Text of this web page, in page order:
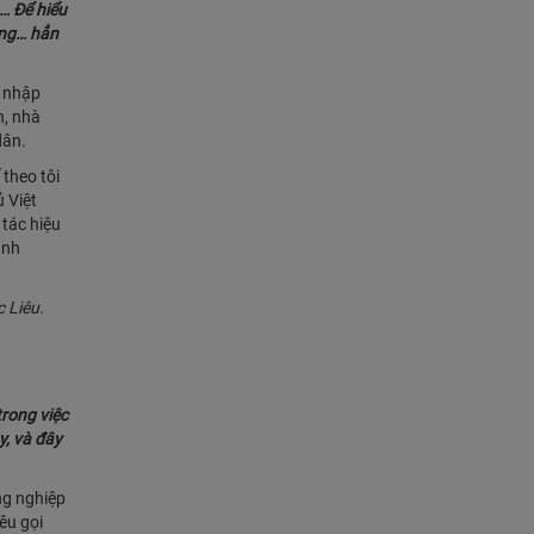
Để hiểu
hẳn
nhà
theo tôi
Việt
hiệu
Liêu.
việc
và đây
nghiệp
gọi